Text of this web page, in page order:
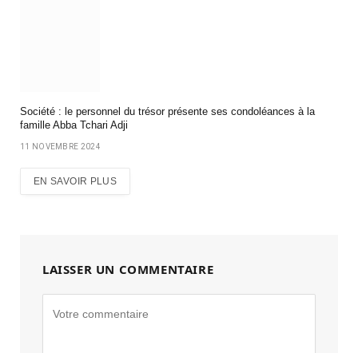
Société : le personnel du trésor présente ses condoléances à la
famille Abba Tchari Adji
11 NOVEMBRE 2024
EN SAVOIR PLUS
LAISSER UN COMMENTAIRE